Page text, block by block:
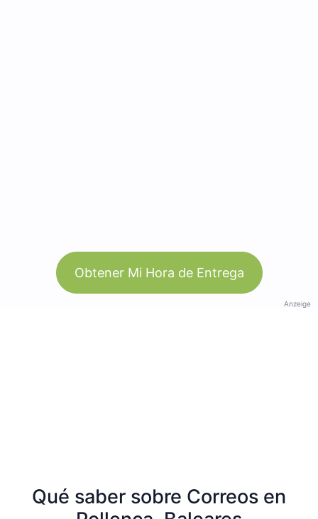
Obtener Mi Hora de Entrega
Anzeige
Qué saber sobre Correos en